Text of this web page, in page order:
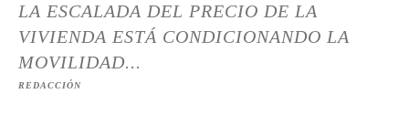
LA ESCALADA DEL PRECIO DE LA
VIVIENDA ESTÁ CONDICIONANDO LA
MOVILIDAD...
REDACCIÓN